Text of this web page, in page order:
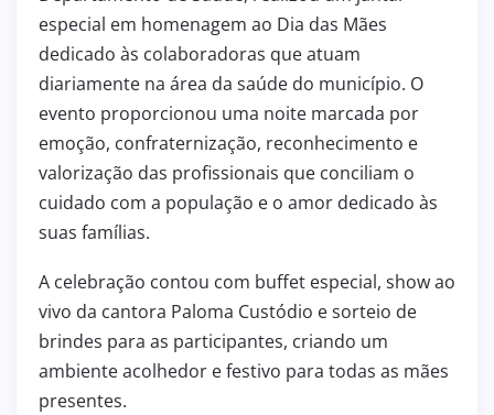
especial em homenagem ao Dia das Mães
dedicado às colaboradoras que atuam
diariamente na área da saúde do município. O
evento proporcionou uma noite marcada por
emoção, confraternização, reconhecimento e
valorização das profissionais que conciliam o
cuidado com a população e o amor dedicado às
suas famílias.
A celebração contou com buffet especial, show ao
vivo da cantora Paloma Custódio e sorteio de
brindes para as participantes, criando um
ambiente acolhedor e festivo para todas as mães
presentes.